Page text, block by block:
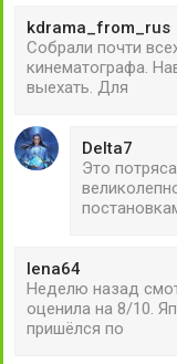
kdrama_from_rus
Собрали почти
кинематографа.
выехать. Для
Delta7
Это
lena64
Неделю назад
оценила на 8/10.
пришёлся по